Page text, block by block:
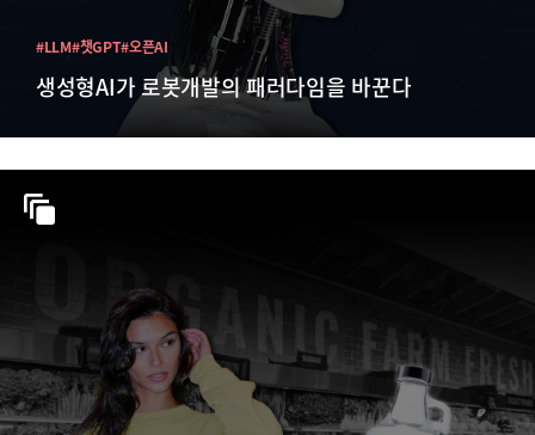
생성형AI가 로봇개발의 패러다임을 바꾼다
#LLM#챗GPT#오픈AI